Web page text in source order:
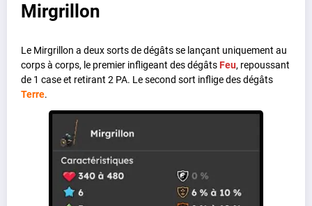
Mirgrillon
Le Mirgrillon a deux sorts de dégâts se lançant uniquement au
corps à corps, le premier infligeant des dégâts Feu, repoussant
de 1 case et retirant 2 PA. Le second sort inflige des dégâts
Terre.